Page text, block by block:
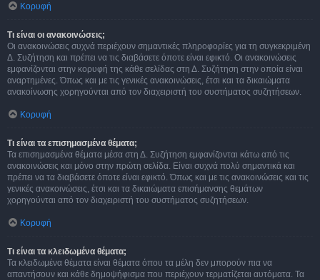
Κορυφή
Τι είναι οι ανακοινώσεις;
Οι ανακοινώσεις συχνά περιέχουν σημαντικές πληροφορίες για τη συγκεκριμένη
Δ. Συζήτηση και πρέπει να τις διαβάσετε όποτε είναι εφικτό. Οι ανακοινώσεις
εμφανίζονται στην κορυφή της κάθε σελίδας στη Δ. Συζήτηση στην οποία είναι
αναρτημένες. Όπως και με τις γενικές ανακοινώσεις, έτσι και τα δικαιώματα
ανακοίνωσης χορηγούνται από τον διαχειριστή του συστήματος συζητήσεων.
Κορυφή
Τι είναι τα επισημασμένα θέματα;
Τα επισημασμένα θέματα μέσα στη Δ. Συζήτηση εμφανίζονται κάτω από τις
ανακοινώσεις και μόνο στην πρώτη σελίδα. Είναι συχνά πολύ σημαντικά και
πρέπει να τα διαβάσετε όποτε είναι εφικτό. Όπως και με τις ανακοινώσεις και τις
γενικές ανακοινώσεις, έτσι και τα δικαιώματα επισήμανσης θεμάτων
χορηγούνται από τον διαχειριστή του συστήματος συζητήσεων.
Κορυφή
Τι είναι τα κλειδωμένα θέματα;
Τα κλειδωμένα θέματα είναι θέματα όπου τα μέλη δεν μπορούν πια να
απαντήσουν και κάθε δημοψήφισμα που περιέχουν τερματίζεται αυτόματα. Τα